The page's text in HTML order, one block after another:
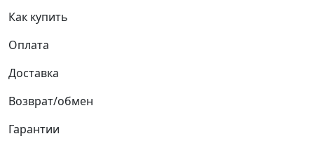
Как купить
Оплата
Доставка
Возврат/обмен
Гарантии